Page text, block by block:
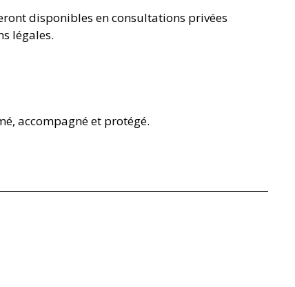
disponibles en consultations privées
légales.
accompagné et protégé.